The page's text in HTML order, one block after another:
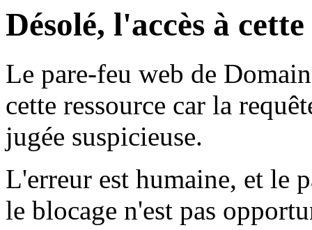
Désolé, l'accès à
Le pare-feu web de
cette ressource car la
jugée suspicieuse.
L'erreur est humaine, et le
le blocage n'est pas